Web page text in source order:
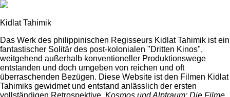
Kidlat Tahimik
Das Werk des philippinischen Regisseurs Kidlat Tahimik ist ein
fantastischer Solitär des post-kolonialen "Dritten Kinos",
weitgehend außerhalb konventioneller Produktionswege
entstanden und doch umgeben von reichen und oft
überraschenden Bezügen. Diese Website ist den Filmen Kidlat
Tahimiks gewidmet und entstand anlässlich der ersten
vollständigen Retrospektive, Kosmos und Alptraum: Die Filme